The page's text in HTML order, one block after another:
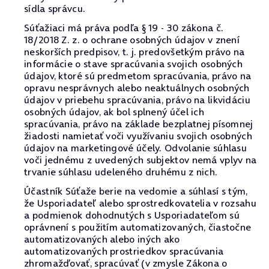
sídla správcu.
Súťažiaci má práva podľa § 19 - 30 zákona č.
18/2018 Z. z. o ochrane osobných údajov v znení
neskorších predpisov, t. j. predovšetkým právo na
informácie o stave spracúvania svojich osobných
údajov, ktoré sú predmetom spracúvania, právo na
opravu nesprávnych alebo neaktuálnych osobných
údajov v priebehu spracúvania, právo na likvidáciu
osobných údajov, ak bol splnený účel ich
spracúvania, právo na základe bezplatnej písomnej
žiadosti namietať voči využívaniu svojich osobných
údajov na marketingové účely. Odvolanie súhlasu
voči jednému z uvedených subjektov nemá vplyv na
trvanie súhlasu udeleného druhému z nich.
Účastník Súťaže berie na vedomie a súhlasí s tým,
že Usporiadateľ alebo sprostredkovatelia v rozsahu
a podmienok dohodnutých s Usporiadateľom sú
oprávnení s použitím automatizovaných, čiastočne
automatizovaných alebo iných ako
automatizovaných prostriedkov spracúvania
zhromažďovať, spracúvať (v zmysle Zákona o